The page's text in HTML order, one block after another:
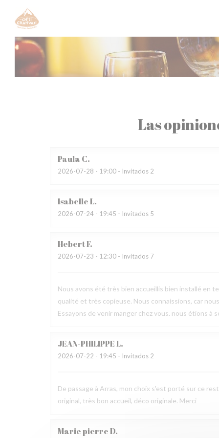
Personalización de sus opciones de cookies
Las
Paula C
2026-07-28 - 19:00 - Invitados 2
IsabelleL
2026-07-24 - 19:45 - Invitados 5
HebertF
2026-07-23 - 12:30 - Invitados 7
Nous avons été très bien accueillis bien installé en
qualité et très copieuse. Nous connaissions, car
Essayons de venir manger chez vous. nous étions
JEAN-PHILIPPEL
2026-07-22 - 19:45 - Invitados 2
De passage à Arras, mon choix s'est porté sur ce
original, très bon accueil, déco originale. Merci
Marie pierreD